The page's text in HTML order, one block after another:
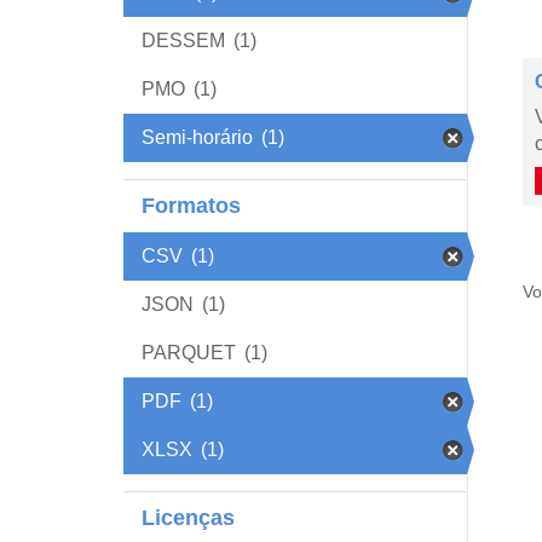
DESSEM (1)
PMO (1)
Semi-horário (1)
Formatos
CSV (1)
JSON (1)
PARQUET (1)
PDF (1)
XLSX (1)
Licenças